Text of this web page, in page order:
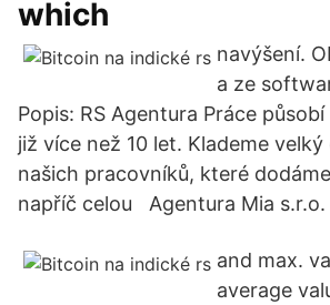
which
navýšení.
a ze
Popis: RS Agentura Práce
již více než 10 let. Klademe
našich pracovníků, které
napříč celou Agentura Mia s.r.o.
and max.
average